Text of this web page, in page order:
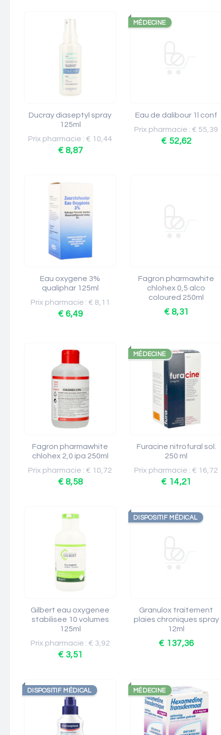
Ducray diaseptyl spray
125ml
Prix pharmacie : € 10,44
€ 8,87
MÉDECINE
Eau de dalibour 1l conf
Prix pharmacie : € 55,39
€ 52,62
Eau oxygene 3%
qualiphar 125ml
Prix pharmacie : € 8,11
€ 6,49
Fagron pharmawhite
chlohex 0,5 alco
coloured 250ml
€ 8,31
Fagron pharmawhite
chlohex 2,0 ipa 250ml
Prix pharmacie : € 10,72
€ 8,58
MÉDECINE
Furacine nitrofural sol.
250 ml
Prix pharmacie : € 16,72
€ 14,21
Gilbert eau oxygenee
stabilisee 10 volumes
125ml
Prix pharmacie : € 3,92
€ 3,51
DISPOSITIF MÉDICAL
Granulox traitement
plaies chroniques spray
12ml
€ 137,36
DISPOSITIF MÉDICAL MÉDECINE